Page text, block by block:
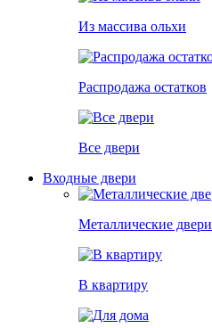
Из массива ольхи
Распродажа остатков
Все двери
Входные двери
Металлические двери
В квартиру